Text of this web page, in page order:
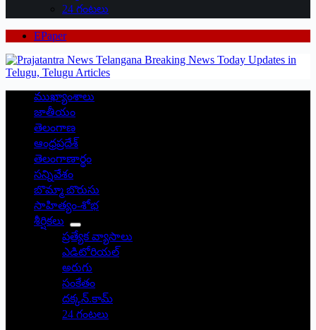
24 గంటలు
EPaper
ముఖ్యాంశాలు
జాతీయం
తెలంగాణ
ఆంధ్రప్రదేశ్
తెలంగాణార్థం
సన్నివేశం
బొమ్మా బొరుసు
సాహిత్యం-శోభ
శీర్షికలు
ప్రత్యేక వ్యాసాలు
ఎడిటోరియల్
అరుగు
సంకేతం
దక్కన్.కామ్
24 గంటలు